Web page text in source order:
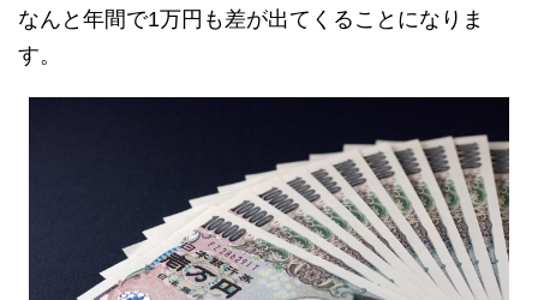
なんと年間で1万円も差が出てくることになりま
す。